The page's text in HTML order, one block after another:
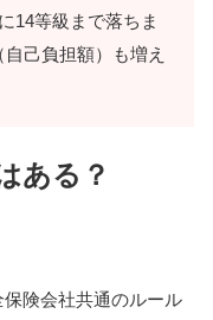
14等級まで落ちま
己負担額）も増え
ある？
保険会社共通のルール